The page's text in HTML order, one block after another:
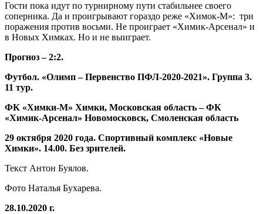
Гости пока идут по турнирному пути стабильнее своего
соперника. Да и проигрывают гораздо реже «Химок-М»: три
поражения против восьми. Не проиграет «Химик-Арсенал» и
в Новых Химках. Но и не выиграет.
Прогноз – 2:2.
Футбол. «Олимп – Первенство ПФЛ-2020-2021». Группа 3.
11 тур.
ФК «Химки-М» Химки, Московская область – ФК
«Химик-Арсенал» Новомосковск, Смоленская область
29 октября 2020 года. Спортивный комплекс «Новые
Химки». 14.00. Без зрителей.
Текст Антон Буялов.
Фото Наталья Бухарева.
28.10.2020 г.